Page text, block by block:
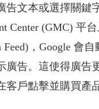
告文本或選擇關鍵
Center (GMC) 平
Feed)，Google 會
廣告。這使得廣告
客戶點擊並購買產